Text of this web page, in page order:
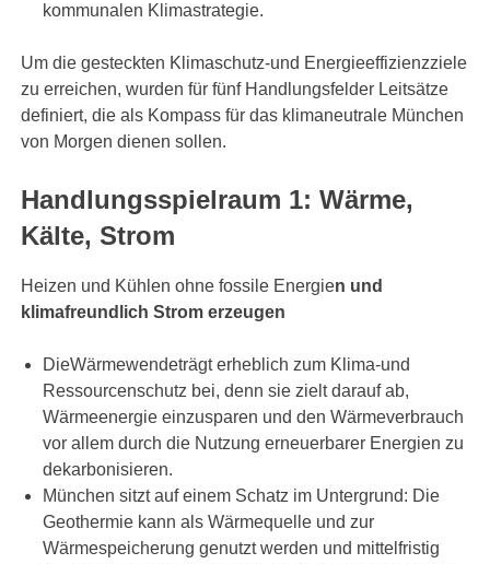
kommunalen Klimastrategie.
Um die gesteckten Klimaschutz-und Energieeffizienzziele
zu erreichen, wurden für fünf Handlungsfelder Leitsätze
definiert, die als Kompass für das klimaneutrale München
von Morgen dienen sollen.
Handlungsspielraum 1: Wärme,
Kälte, Strom
Heizen und Kühlen ohne fossile Energien und
klimafreundlich Strom erzeugen
DieWärmewendeträgt erheblich zum Klima-und
Ressourcenschutz bei, denn sie zielt darauf ab,
Wärmeenergie einzusparen und den Wärmeverbrauch
vor allem durch die Nutzung erneuerbarer Energien zu
dekarbonisieren.
München sitzt auf einem Schatz im Untergrund: Die
Geothermie kann als Wärmequelle und zur
Wärmespeicherung genutzt werden und mittelfristig